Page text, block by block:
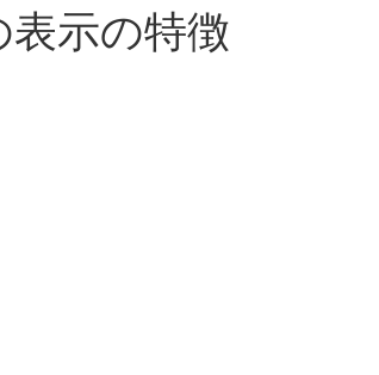
示の特徴